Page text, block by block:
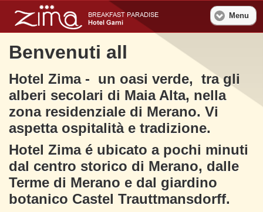
Menu
Benvenuti all
Hotel Zima - un oasi verde, tra gli
alberi secolari di Maia Alta, nella
zona residenziale di Merano. Vi
aspetta ospitalità e tradizione.
Hotel Zima é ubicato a pochi minuti
dal centro storico di Merano, dalle
Terme di Merano e dal giardino
botanico Castel Trauttmansdorff.